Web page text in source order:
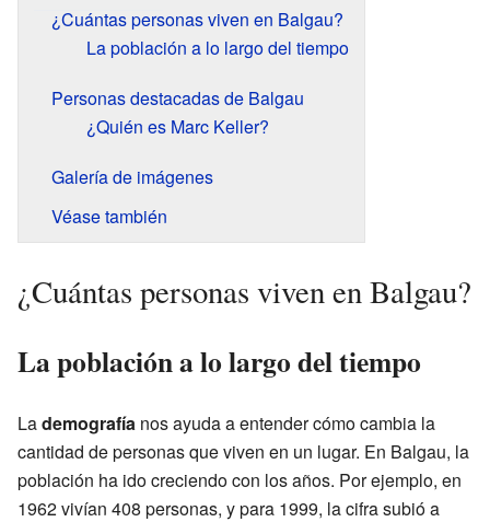
¿Cuántas personas viven en Balgau?
La población a lo largo del tiempo
Personas destacadas de Balgau
¿Quién es Marc Keller?
Galería de imágenes
Véase también
¿Cuántas personas viven en Balgau?
La población a lo largo del tiempo
Lademografía nos ayuda a entender cómo cambia la
cantidad de personas que viven en un lugar. En Balgau, la
población ha ido creciendo con los años. Por ejemplo, en
1962 vivían 408 personas, y para 1999, la cifra subió a